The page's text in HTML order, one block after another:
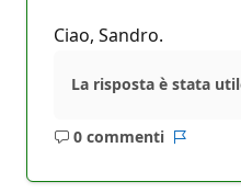
Ciao, Sandro.
La risposta è stata
0 commenti
Nessun